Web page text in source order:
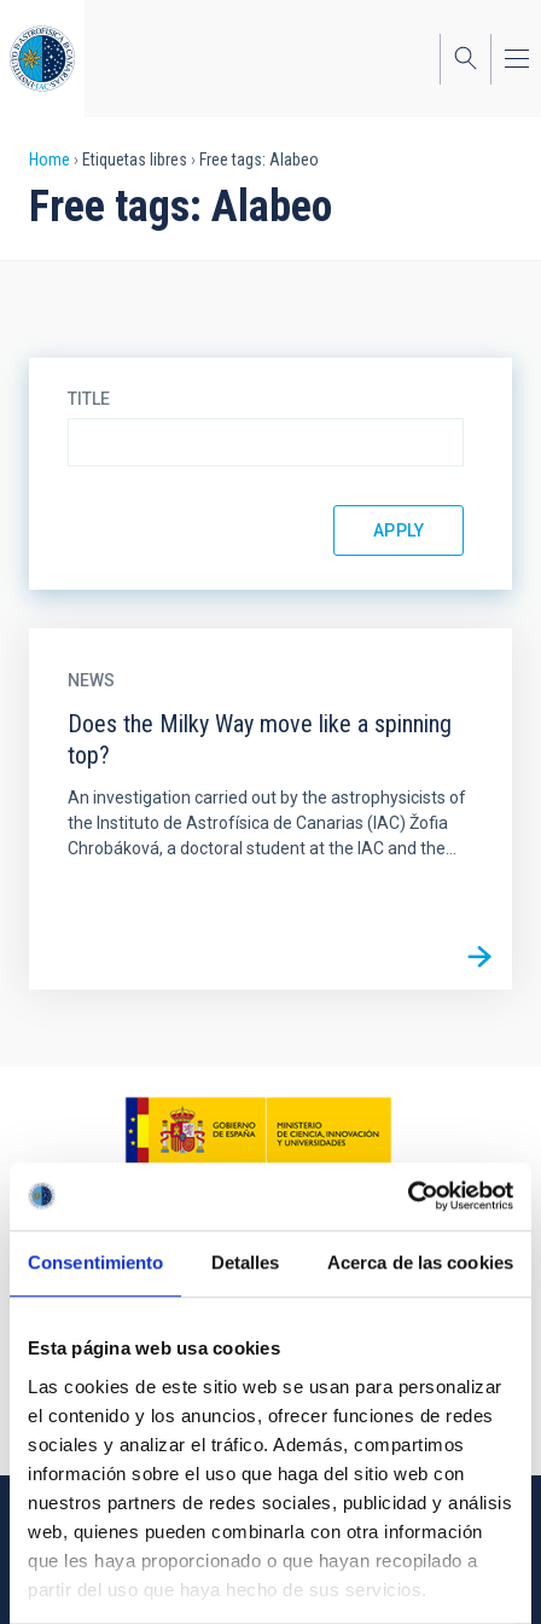
Consentimiento Detalles Acerca de las cookies
Esta página web usa cookies
Las cookies de este sitio web se usan para personalizar
el contenido y los anuncios, ofrecer funciones de redes
sociales y analizar el tráfico. Además, compartimos
información sobre el uso que haga del sitio web con
nuestros partners de redes sociales, publicidad y análisis
web, quienes pueden combinarla con otra información
que les haya proporcionado o que hayan recopilado a
partir del uso que haya hecho de sus servicios.
to
main
content
Breadcrumb
Home Etiquetas libres Free tags: Alabeo
Free tags: Alabeo
TITLE
NEWS
Does the Milky Way move like a spinning
top?
An investigation carried out by the astrophysicists of
the Instituto de Astrofísica de Canarias (IAC) Žofia
Chrobáková, a doctoral student at the IAC and the...
GENERAL INFORMATION
Contact